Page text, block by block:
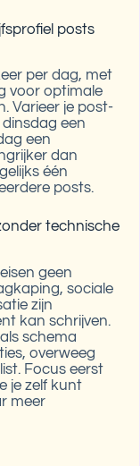
posts
per dag, met
voor optimale
Varieer je post-
een
een
dan
één
posts.
technische
geen
sociale
zijn
kan schrijven.
schema
overweeg
Focus eerst
je zelf kunt
meer